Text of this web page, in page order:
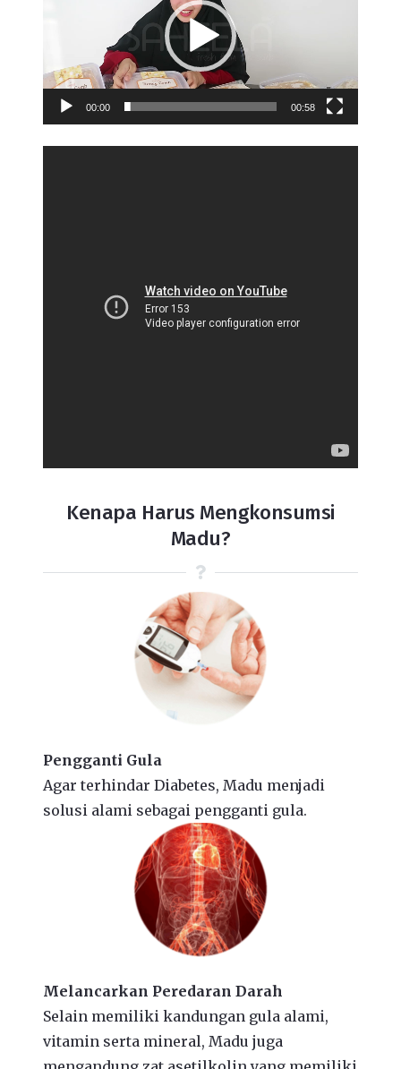
00:00 00:58
Kenapa Harus Mengkonsumsi
Madu?
Pengganti Gula
Agar terhindar Diabetes, Madu menjadi
solusi alami sebagai pengganti gula.
Melancarkan Peredaran Darah
Selain memiliki kandungan gula alami,
vitamin serta mineral, Madu juga